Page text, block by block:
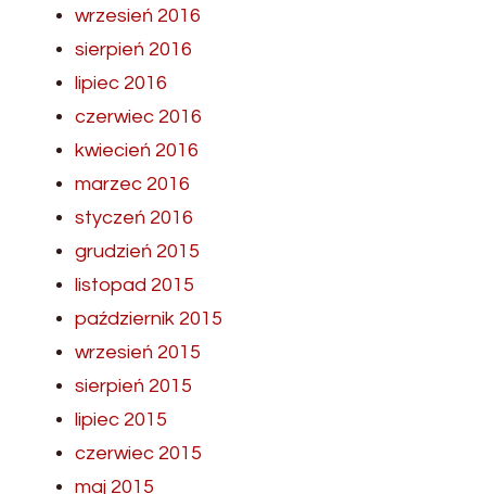
wrzesień 2016
sierpień 2016
lipiec 2016
czerwiec 2016
kwiecień 2016
marzec 2016
styczeń 2016
grudzień 2015
listopad 2015
październik 2015
wrzesień 2015
sierpień 2015
lipiec 2015
czerwiec 2015
maj 2015